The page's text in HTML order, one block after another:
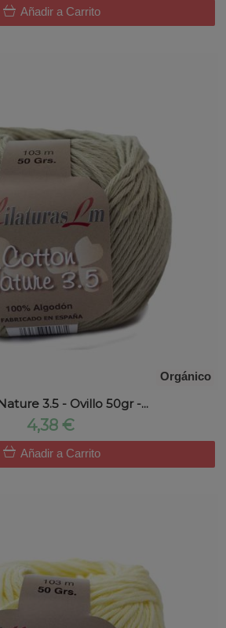
Añadir a Carrito
Orgánico
3.5 - Ovillo 50gr -...
4,38 €
Añadir a Carrito